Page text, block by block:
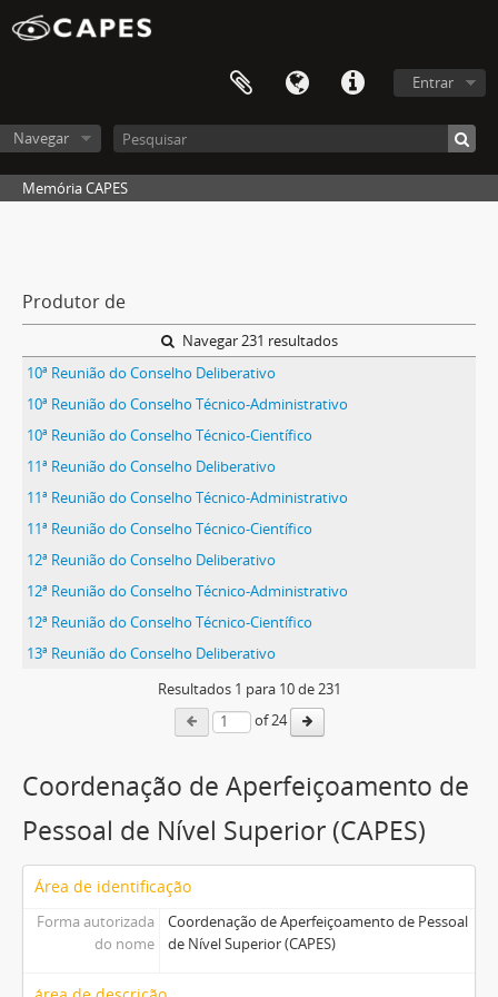
Entrar
Navegar
Memória CAPES
Produtor de
Navegar 231 resultados
10ª Reunião do Conselho Deliberativo
10ª Reunião do Conselho Técnico-Administrativo
10ª Reunião do Conselho Técnico-Científico
11ª Reunião do Conselho Deliberativo
11ª Reunião do Conselho Técnico-Administrativo
11ª Reunião do Conselho Técnico-Científico
12ª Reunião do Conselho Deliberativo
12ª Reunião do Conselho Técnico-Administrativo
12ª Reunião do Conselho Técnico-Científico
13ª Reunião do Conselho Deliberativo
Resultados 1 para 10de 231
of 24
Coordenação de Aperfeiçoamento de
Pessoal de Nível Superior (CAPES)
Área de identificação
Forma autorizada
do nome
Coordenação de Aperfeiçoamento de Pessoal
de Nível Superior (CAPES)